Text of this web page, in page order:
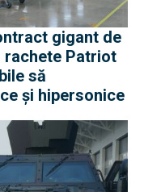
gigant de
rachete Patriot
să
și hipersonice